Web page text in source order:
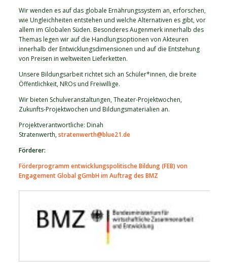
Wir wenden es auf das globale Ernährungssystem an, erforschen,
wie Ungleichheiten entstehen und welche Alternativen es gibt, vor
allem im Globalen Süden. Besonderes Augenmerk innerhalb des
Themas legen wir auf die Handlungsoptionen von Akteuren
innerhalb der Entwicklungsdimensionen und auf die Entstehung
von Preisen in weltweiten Lieferketten.
Unsere Bildungsarbeit richtet sich an Schüler*innen, die breite
Öffentlichkeit, NROs und Freiwillige.
Wir bieten Schulveranstaltungen, Theater-Projektwochen,
Zukunfts-Projektwochen und Bildungsmaterialien an.
Projektverantwortliche: Dinah
Stratenwerth,stratenwerth@blue21.de
Förderer:
Förderprogramm entwicklungspolitische Bildung (FEB) von
Engagement Global gGmbH im Auftrag des BMZ
bmz-logo_4c.jpg